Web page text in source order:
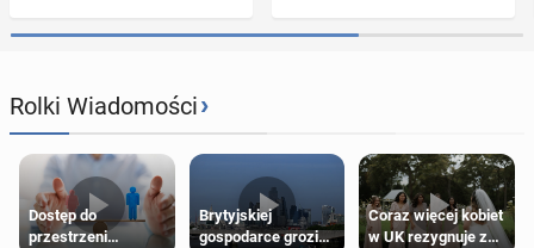
Rolki Wiadomości›
Dostęp do
przestrzeni
Brytyjskiej
gospodarce grozi
Coraz więcej kobiet
w UK rezygnuje z